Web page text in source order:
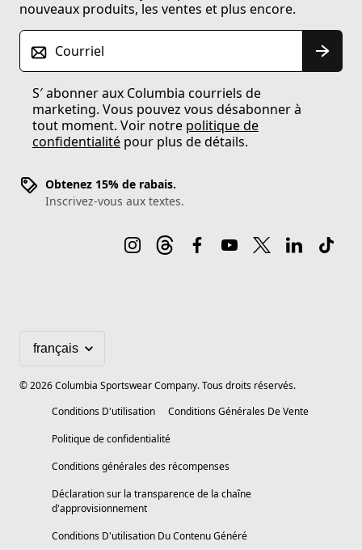
nouveaux produits, les ventes et plus encore.
Courriel
S′ abonner aux Columbia courriels de
marketing. Vous pouvez vous désabonner à
tout moment. Voir notre politique de
confidentialité pour plus de détails.
Obtenez 15% de rabais.
Inscrivez-vous aux textes.
©2026Columbia Sportswear Company. Tous droits réservés.
Conditions D'utilisation
Conditions Générales De Vente
Politique de confidentialité
Conditions générales des récompenses
Déclaration sur la transparence de la chaîne
d'approvisionnement
Conditions D'utilisation Du Contenu Généré